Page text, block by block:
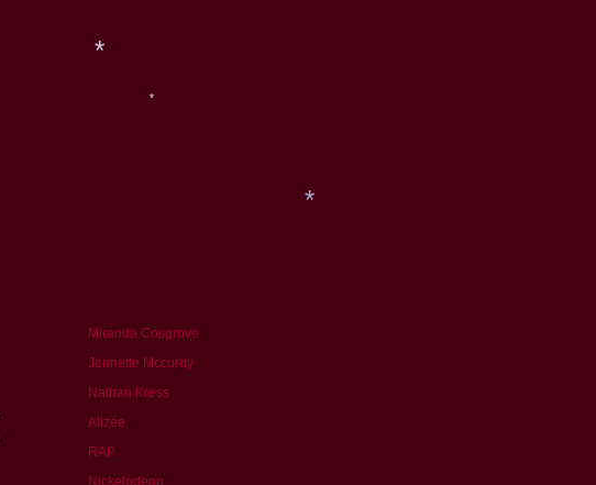
Miranda Cosgrove
Jennette Mccurdy
Nathan Kress
Alizée
RAP
Nickelodeon